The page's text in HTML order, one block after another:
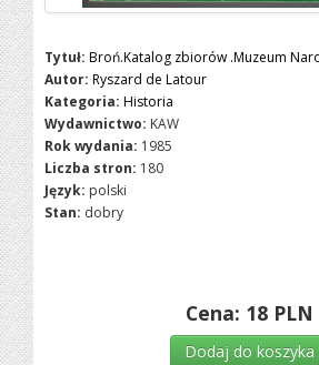
Tytuł: Broń.Katalog zbiorów .Muzeum
Autor: Ryszard de Latour
Kategoria: Historia
Wydawnictwo: KAW
Rok wydania: 1985
Liczba stron: 180
Język: polski
Stan: dobry
Cena: 18 PLN
Dodaj do koszyka